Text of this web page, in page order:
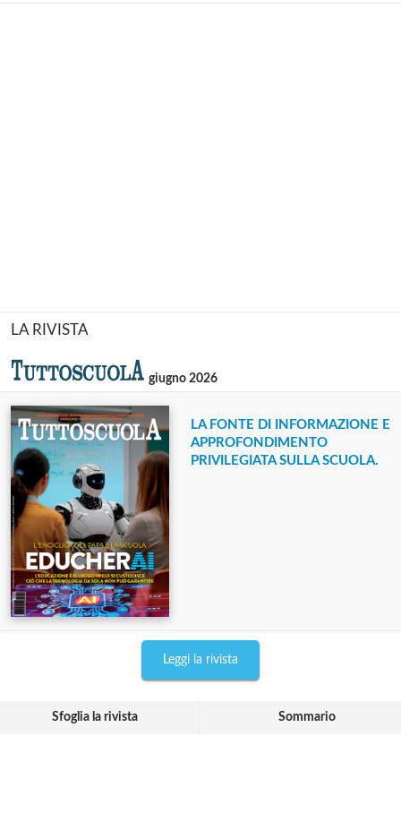
LA RIVISTA
giugno 2026
LA FONTE DI INFORMAZIONE E
APPROFONDIMENTO
PRIVILEGIATA SULLA SCUOLA.
Leggi la rivista
Sfoglia la rivista Sommario